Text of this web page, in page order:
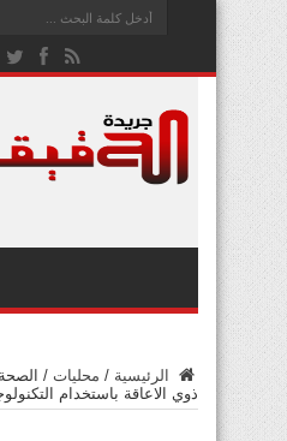
الرئيسية / محليات /
ذوي الاعاقة باستخدام